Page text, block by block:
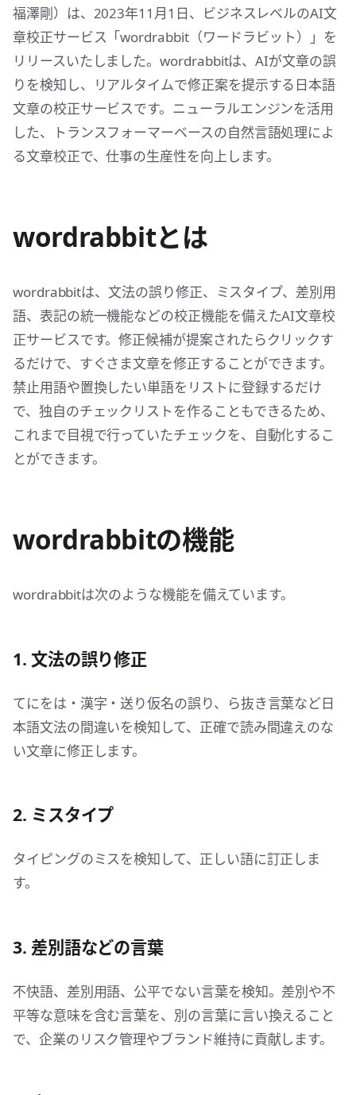
福澤剛）は、2023年11月1日、ビジネスレベルのAI文
章校正サービス「wordrabbit（ワードラビット）」を
リリースいたしました。wordrabbitは、AIが文章の誤
りを検知し、リアルタイムで修正案を提示する日本語
文章の校正サービスです。ニューラルエンジンを活用
した、トランスフォーマーベースの自然言語処理によ
る文章校正で、仕事の生産性を向上します。
wordrabbitとは
wordrabbitは、文法の誤り修正、ミスタイプ、差別用
語、表記の統一機能などの校正機能を備えたAI文章校
正サービスです。修正候補が提案されたらクリックす
るだけで、すぐさま文章を修正することができます。
禁止用語や置換したい単語をリストに登録するだけ
で、独自のチェックリストを作ることもできるため、
これまで目視で行っていたチェックを、自動化するこ
とができます。
wordrabbitの機能
wordrabbitは次のような機能を備えています。
1. 文法の誤り修正
てにをは・漢字・送り仮名の誤り、ら抜き言葉など日
本語文法の間違いを検知して、正確で読み間違えのな
い文章に修正します。
2. ミスタイプ
タイピングのミスを検知して、正しい語に訂正しま
す。
3. 差別語などの言葉
不快語、差別用語、公平でない言葉を検知。差別や不
平等な意味を含む言葉を、別の言葉に言い換えること
で、企業のリスク管理やブランド維持に貢献します。